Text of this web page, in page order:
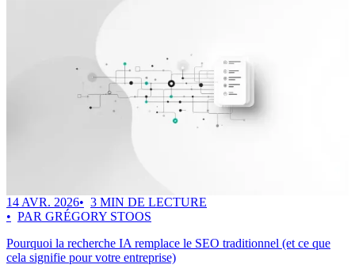
14 AVR. 2026
3 MIN DE LECTURE
PAR GRÉGORY STOOS
Pourquoi la recherche IA remplace le SEO traditionnel (et ce que
cela signifie pour votre entreprise)